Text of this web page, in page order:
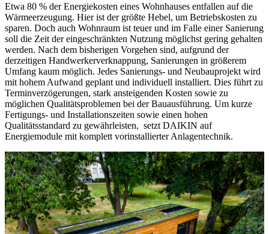
Etwa 80 % der Energiekosten eines Wohnhauses entfallen auf die
Wärmeerzeugung. Hier ist der größte Hebel, um Betriebskosten zu
sparen. Doch auch Wohnraum ist teuer und im Falle einer Sanierung
soll die Zeit der eingeschränkten Nutzung möglichst gering gehalten
werden. Nach dem bisherigen Vorgehen sind, aufgrund der
derzeitigen Handwerkerverknappung, Sanierungen in größerem
Umfang kaum möglich. Jedes Sanierungs- und Neubauprojekt wird
mit hohem Aufwand geplant und individuell installiert. Dies führt zu
Terminverzögerungen, stark ansteigenden Kosten sowie zu
möglichen Qualitätsproblemen bei der Bauausführung. Um kurze
Fertigungs- und Installationszeiten sowie einen hohen
Qualitätsstandard zu gewährleisten, setzt DAIKIN auf
Energiemodule mit komplett vorinstallierter Anlagentechnik.